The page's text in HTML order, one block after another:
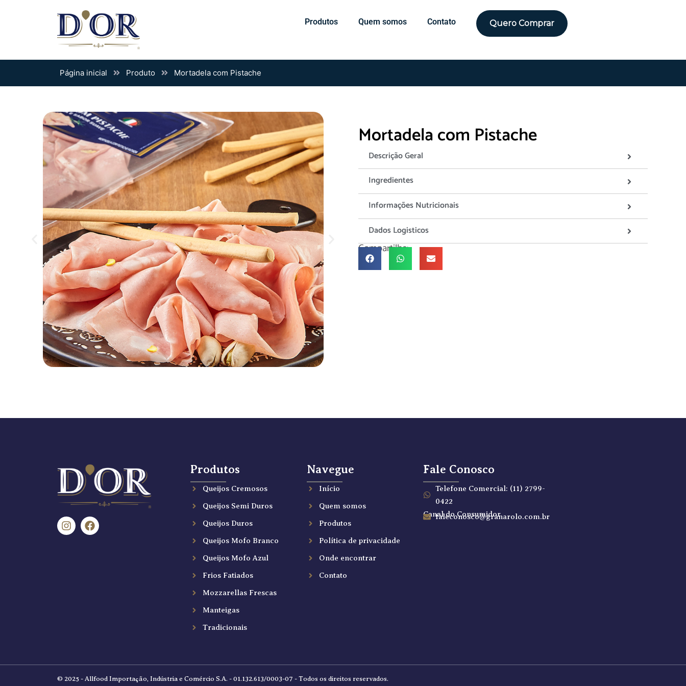
Produtos Quem somos Contato Quero Comprar
Página inicial Produto Mortadela com Pistache
Mortadela com Pistache
Descrição Geral
Ingredientes
Informações Nutricionais
Dados Logisticos
Compartilhe:
Produtos
Queijos Cremosos
Queijos Semi Duros
Queijos Duros
Queijos Mofo Branco
Queijos Mofo Azul
Frios Fatiados
Mozzarellas Frescas
Manteigas
Tradicionais
Navegue
Início
Quem somos
Produtos
Política de privacidade
Onde encontrar
Contato
Fale Conosco
Telefone Comercial: (11) 2799-
0422
Canal do Consumidor
faleconosco@granarolo.com.br
© 2025 - Allfood Importação, Indústria e Comércio S.A. - 01.132.613/0003-07 - Todos os direitos reservados.